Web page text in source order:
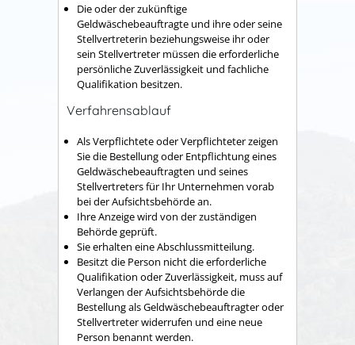
Die oder der zukünftige
Geldwäschebeauftragte und ihre oder seine
Stellvertreterin beziehungsweise ihr oder
sein Stellvertreter müssen die erforderliche
persönliche Zuverlässigkeit und fachliche
Qualifikation besitzen.
Verfahrensablauf
Als Verpflichtete oder Verpflichteter zeigen
Sie die Bestellung oder Entpflichtung eines
Geldwäschebeauftragten und seines
Stellvertreters für Ihr Unternehmen vorab
bei der Aufsichtsbehörde an.
Ihre Anzeige wird von der zuständigen
Behörde geprüft.
Sie erhalten eine Abschlussmitteilung.
Besitzt die Person nicht die erforderliche
Qualifikation oder Zuverlässigkeit, muss auf
Verlangen der Aufsichtsbehörde die
Bestellung als Geldwäschebeauftragter oder
Stellvertreter widerrufen und eine neue
Person benannt werden.